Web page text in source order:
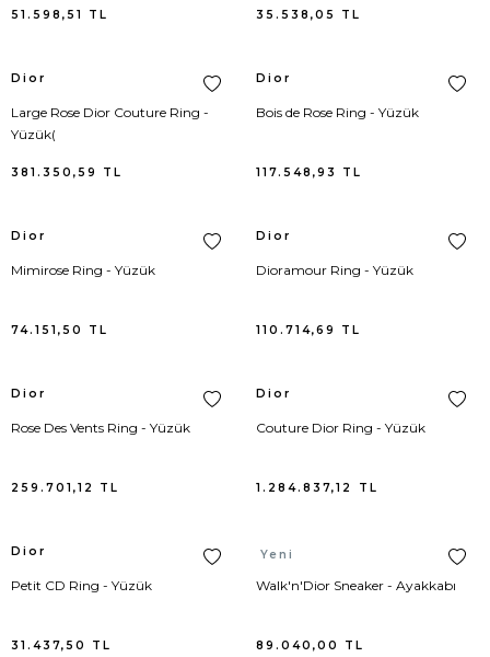
Dolce Gabbana
Goorin Brothers
Hogan
Kenzo
Kujten
Loro Piana
Marc Jacobs
Mont
Pantolon
Pantolon Triko
Pareo
Parka
Pijama Alt
Pijama Takımı
51.598,51 TL 35.538,05 TL
Dior
Large Rose Dior Couture Ring -
Yüzük(
381.350,59 TL
Dior
Bois de Rose Ring - Yüzük
117.548,93 TL
Dior
Mimirose Ring - Yüzük
74.151,50 TL
Dior
Dioramour Ring - Yüzük
110.714,69 TL
Dior
Rose Des Vents Ring - Yüzük
259.701,12 TL
Dior
Couture Dior Ring - Yüzük
1.284.837,12 TL
Dior
Petit CD Ring - Yüzük
31.437,50 TL
Yeni
Dior
Walk'n'Dior Sneaker - Ayakkabı
89.040,00 TL